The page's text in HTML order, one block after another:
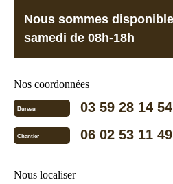
Nous sommes
samedi de 08h-18h
Nos coordonnées
Bureau 03 59 28 14 54
Chantier 06 02 53 11 49
Nous localiser